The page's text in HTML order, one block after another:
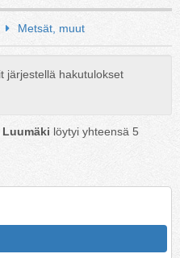
Metsät, muut
järjestellä hakutulokset
Luumäki löytyi yhteensä 5